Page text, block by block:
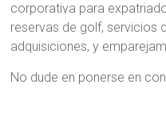
corporativa para
reservas de golf, servicios
adquisiciones, y
No dude en ponerse en